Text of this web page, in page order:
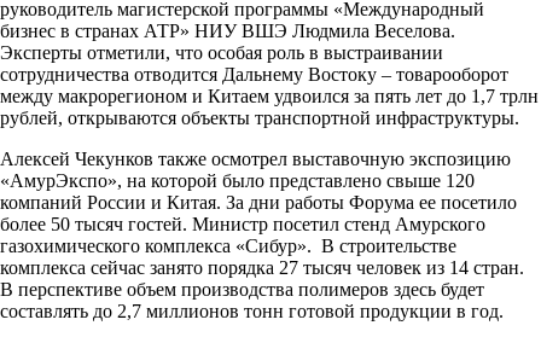
руководитель магистерской программы «Международный
бизнес в странах АТР» НИУ ВШЭ Людмила Веселова.
Эксперты отметили, что особая роль в выстраивании
сотрудничества отводится Дальнему Востоку – товарооборот
между макрорегионом и Китаем удвоился за пять лет до 1,7 трлн
рублей, открываются объекты транспортной инфраструктуры.
Алексей Чекунков также осмотрел выставочную экспозицию
«АмурЭкспо», на которой было представлено свыше 120
компаний России и Китая. За дни работы Форума ее посетило
более 50 тысяч гостей. Министр посетил стенд Амурского
газохимического комплекса «Сибур». В строительстве
комплекса сейчас занято порядка 27 тысяч человек из 14 стран.
В перспективе объем производства полимеров здесь будет
составлять до 2,7 миллионов тонн готовой продукции в год.